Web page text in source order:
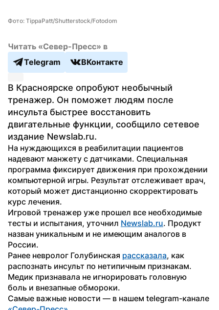
Фото: TippaPatt/Shutterstock/Fotodom
Читать «Север-Пресс» в
Telegram
ВКонтакте
В Красноярске опробуют необычный
тренажер. Он поможет людям после
инсульта быстрее восстановить
двигательные функции, сообщило сетевое
издание Newslab.ru.
На нуждающихся в реабилитации пациентов
надевают манжету с датчиками. Специальная
программа фиксирует движения при прохождении
компьютерной игры. Результат отслеживает врач,
который может дистанционно скорректировать
курс лечения.
Игровой тренажер уже прошел все необходимые
тесты и испытания, уточнил Newslab.ru. Продукт
назван уникальным и не имеющим аналогов в
России.
Ранее невролог Голубинская рассказала, как
распознать инсульт по нетипичным признакам.
Медик признавала не игнорировать головную
боль и внезапные обмороки.